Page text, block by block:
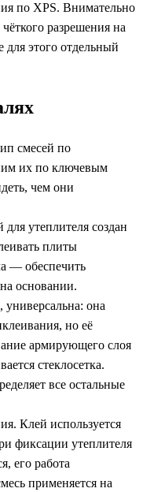
по XPS. Внимательно
разрешения на
этого отдельный
смесей по
их по ключевым
чем они
утеплителя создан
плиты
— обеспечить
основании.
она
но её
армирующего слоя
стеклосетка.
все остальные
Клей используется
фиксации утеплителя
его работа
применяется на